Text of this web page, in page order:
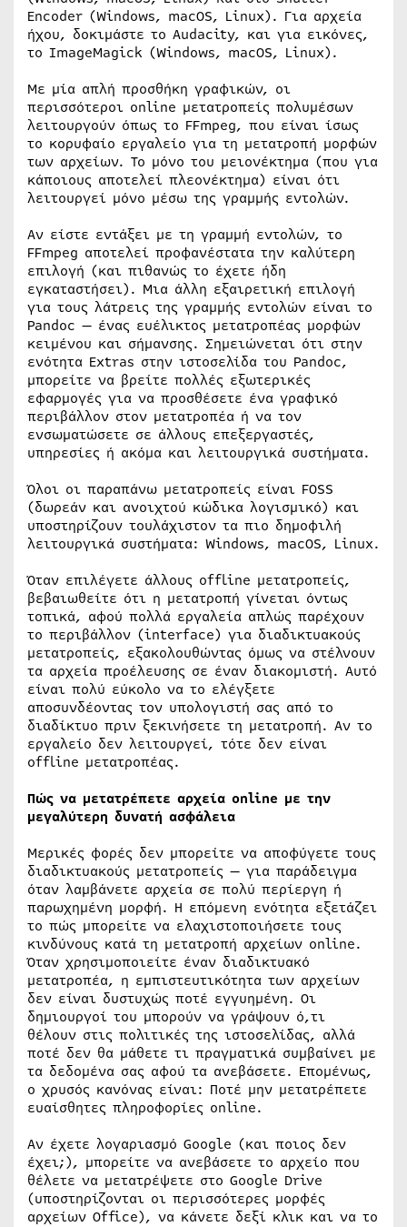
Encoder (Windows, macOS, Linux). Για αρχεία
ήχου, δοκιμάστε το Audacity, και για εικόνες,
το ImageMagick (Windows, macOS, Linux).
Με μία απλή προσθήκη γραφικών, οι
περισσότεροι online μετατροπείς πολυμέσων
λειτουργούν όπως το FFmpeg, που είναι ίσως
το κορυφαίο εργαλείο για τη μετατροπή μορφών
των αρχείων. Το μόνο του μειονέκτημα (που για
κάποιους αποτελεί πλεονέκτημα) είναι ότι
λειτουργεί μόνο μέσω της γραμμής εντολών.
Αν είστε εντάξει με τη γραμμή εντολών, το
FFmpeg αποτελεί προφανέστατα την καλύτερη
επιλογή (και πιθανώς το έχετε ήδη
εγκαταστήσει). Μια άλλη εξαιρετική επιλογή
για τους λάτρεις της γραμμής εντολών είναι το
Pandoc — ένας ευέλικτος μετατροπέας μορφών
κειμένου και σήμανσης. Σημειώνεται ότι στην
ενότητα Extras στην ιστοσελίδα του Pandoc,
μπορείτε να βρείτε πολλές εξωτερικές
εφαρμογές για να προσθέσετε ένα γραφικό
περιβάλλον στον μετατροπέα ή να τον
ενσωματώσετε σε άλλους επεξεργαστές,
υπηρεσίες ή ακόμα και λειτουργικά συστήματα.
Όλοι οι παραπάνω μετατροπείς είναι FOSS
(δωρεάν και ανοιχτού κώδικα λογισμικό) και
υποστηρίζουν τουλάχιστον τα πιο δημοφιλή
λειτουργικά συστήματα: Windows, macOS, Linux.
Όταν επιλέγετε άλλους offline μετατροπείς,
βεβαιωθείτε ότι η μετατροπή γίνεται όντως
τοπικά, αφού πολλά εργαλεία απλώς παρέχουν
το περιβάλλον (interface) για διαδικτυακούς
μετατροπείς, εξακολουθώντας όμως να στέλνουν
τα αρχεία προέλευσης σε έναν διακομιστή. Αυτό
είναι πολύ εύκολο να το ελέγξετε
αποσυνδέοντας τον υπολογιστή σας από το
διαδίκτυο πριν ξεκινήσετε τη μετατροπή. Αν το
εργαλείο δεν λειτουργεί, τότε δεν είναι
offline μετατροπέας.
Πώς να μετατρέπετε αρχεία online με την
μεγαλύτερη δυνατή ασφάλεια
Μερικές φορές δεν μπορείτε να αποφύγετε τους
διαδικτυακούς μετατροπείς — για παράδειγμα
όταν λαμβάνετε αρχεία σε πολύ περίεργη ή
παρωχημένη μορφή. Η επόμενη ενότητα εξετάζει
το πώς μπορείτε να ελαχιστοποιήσετε τους
κινδύνους κατά τη μετατροπή αρχείων online.
Όταν χρησιμοποιείτε έναν διαδικτυακό
μετατροπέα, η εμπιστευτικότητα των αρχείων
δεν είναι δυστυχώς ποτέ εγγυημένη. Οι
δημιουργοί του μπορούν να γράψουν ό,τι
θέλουν στις πολιτικές της ιστοσελίδας, αλλά
ποτέ δεν θα μάθετε τι πραγματικά συμβαίνει με
τα δεδομένα σας αφού τα ανεβάσετε. Επομένως,
ο χρυσός κανόνας είναι: Ποτέ μην μετατρέπετε
ευαίσθητες πληροφορίες online.
Αν έχετε λογαριασμό Google (και ποιος δεν
έχει;), μπορείτε να ανεβάσετε το αρχείο που
θέλετε να μετατρέψετε στο Google Drive
(υποστηρίζονται οι περισσότερες μορφές
αρχείων Office), να κάνετε δεξί κλικ και να το